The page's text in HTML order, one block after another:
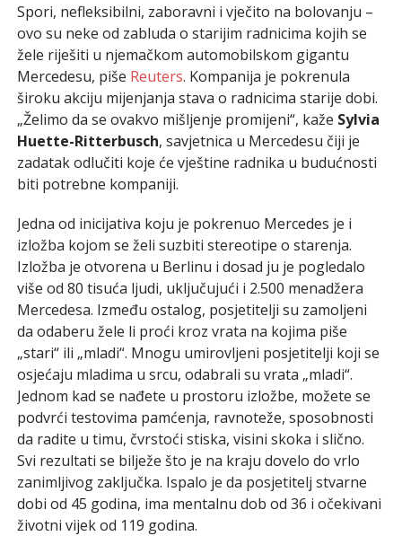
Spori, nefleksibilni, zaboravni i vječito na bolovanju –
ovo su neke od zabluda o starijim radnicima kojih se
žele riješiti u njemačkom automobilskom gigantu
Mercedesu, piše Reuters. Kompanija je pokrenula
široku akciju mijenjanja stava o radnicima starije dobi.
„Želimo da se ovakvo mišljenje promijeni“, kaže Sylvia
Huette-Ritterbusch, savjetnica u Mercedesu čiji je
zadatak odlučiti koje će vještine radnika u budućnosti
biti potrebne kompaniji.
Jedna od inicijativa koju je pokrenuo Mercedes je i
izložba kojom se želi suzbiti stereotipe o starenja.
Izložba je otvorena u Berlinu i dosad ju je pogledalo
više od 80 tisuća ljudi, uključujući i 2.500 menadžera
Mercedesa. Između ostalog, posjetitelji su zamoljeni
da odaberu žele li proći kroz vrata na kojima piše
„stari“ ili „mladi“. Mnogu umirovljeni posjetitelji koji se
osjećaju mladima u srcu, odabrali su vrata „mladi“.
Jednom kad se nađete u prostoru izložbe, možete se
podvrći testovima pamćenja, ravnoteže, sposobnosti
da radite u timu, čvrstoći stiska, visini skoka i slično.
Svi rezultati se bilježe što je na kraju dovelo do vrlo
zanimljivog zaključka. Ispalo je da posjetitelj stvarne
dobi od 45 godina, ima mentalnu dob od 36 i očekivani
životni vijek od 119 godina.